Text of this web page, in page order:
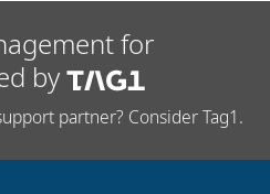
for
by
partner? Consider Tag1.